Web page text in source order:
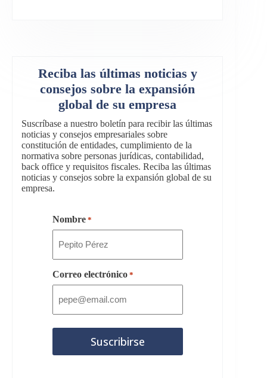
Reciba las últimas noticias y
consejos sobre la expansión
global de su empresa
Suscríbase a nuestro boletín para recibir las últimas
noticias y consejos empresariales sobre
constitución de entidades, cumplimiento de la
normativa sobre personas jurídicas, contabilidad,
back office y requisitos fiscales. Reciba las últimas
noticias y consejos sobre la expansión global de su
empresa.
Nombre *
Correo electrónico *